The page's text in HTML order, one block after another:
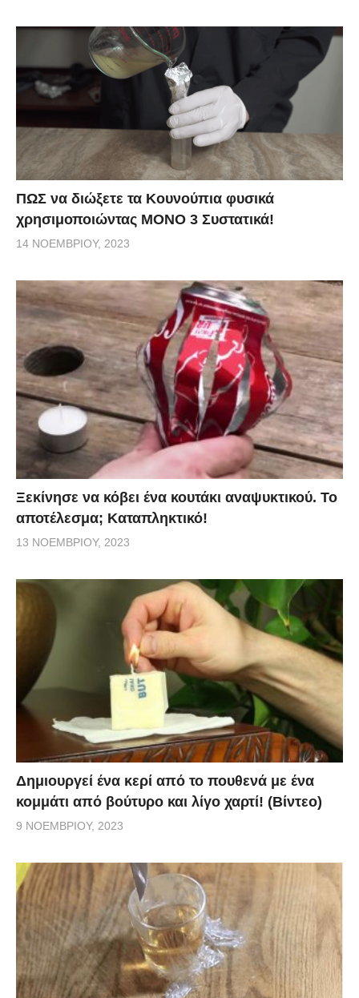
ΠΩΣ να διώξετε τα Κουνούπια φυσικά
χρησιμοποιώντας ΜΟΝΟ 3 Συστατικά!
14 ΝΟΕΜΒΡΊΟΥ, 2023
Ξεκίνησε να κόβει ένα κουτάκι αναψυκτικού. Το
αποτέλεσμα; Καταπληκτικό!
13 ΝΟΕΜΒΡΊΟΥ, 2023
Δημιουργεί ένα κερί από το πουθενά με ένα
κομμάτι από βούτυρο και λίγο χαρτί! (Βίντεο)
9 ΝΟΕΜΒΡΊΟΥ, 2023